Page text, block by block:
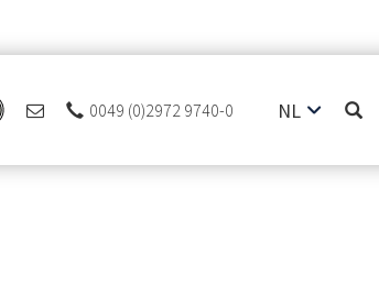
0049 (0)2972 9740-0
NL
EN